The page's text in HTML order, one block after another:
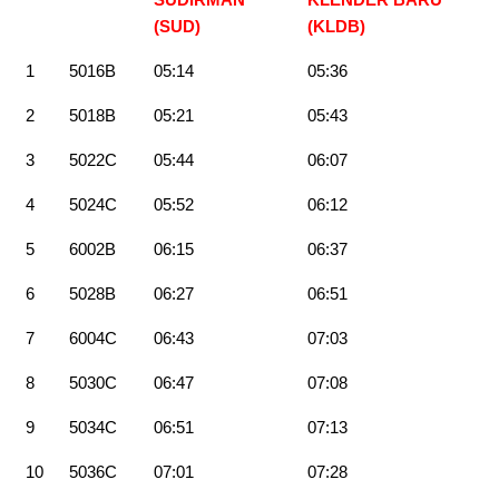
(SUD)
(KLDB)
1 5016B 05:14 05:36
2 5018B 05:21 05:43
3 5022C 05:44 06:07
4 5024C 05:52 06:12
5 6002B 06:15 06:37
6 5028B 06:27 06:51
7 6004C 06:43 07:03
8 5030C 06:47 07:08
9 5034C 06:51 07:13
10 5036C 07:01 07:28